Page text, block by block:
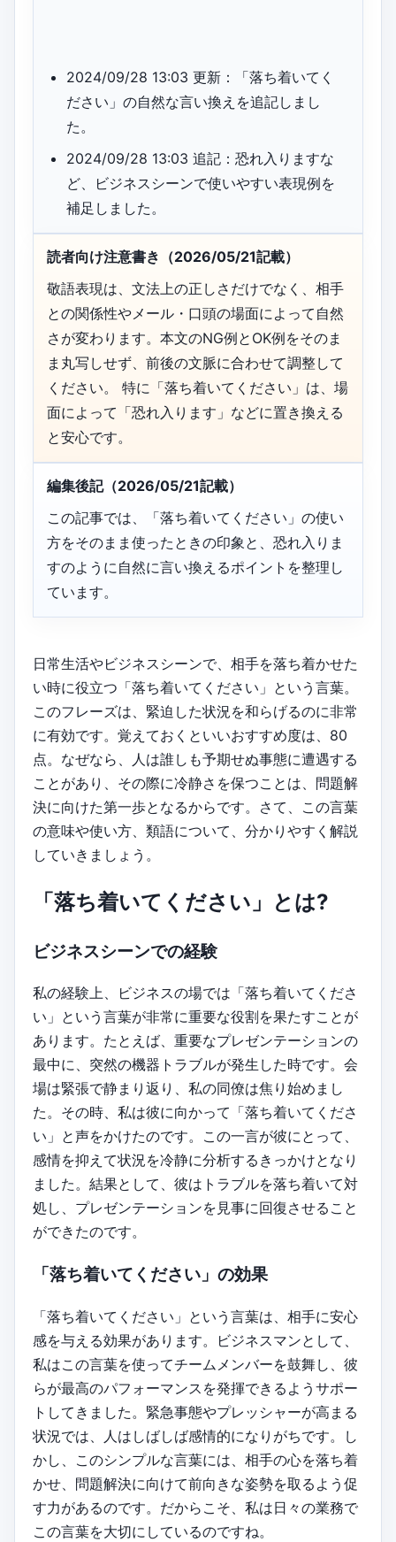
2024/09/28 13:03 更新：「落ち着いてく
ださい」の自然な言い換えを追記しまし
た。
2024/09/28 13:03 追記：恐れ入りますな
ど、ビジネスシーンで使いやすい表現例を
補足しました。
読者向け注意書き（2026/05/21記載）
敬語表現は、文法上の正しさだけでなく、相手
との関係性やメール・口頭の場面によって自然
さが変わります。本文のNG例とOK例をそのま
ま丸写しせず、前後の文脈に合わせて調整して
ください。 特に「落ち着いてください」は、場
面によって「恐れ入ります」などに置き換える
と安心です。
編集後記（2026/05/21記載）
この記事では、「落ち着いてください」の使い
方をそのまま使ったときの印象と、恐れ入りま
すのように自然に言い換えるポイントを整理し
ています。
日常生活やビジネスシーンで、相手を落ち着かせた
い時に役立つ「落ち着いてください」という言葉。
このフレーズは、緊迫した状況を和らげるのに非常
に有効です。覚えておくといいおすすめ度は、80
点。なぜなら、人は誰しも予期せぬ事態に遭遇する
ことがあり、その際に冷静さを保つことは、問題解
決に向けた第一歩となるからです。さて、この言葉
の意味や使い方、類語について、分かりやすく解説
していきましょう。
「落ち着いてください」とは?
ビジネスシーンでの経験
私の経験上、ビジネスの場では「落ち着いてくださ
い」という言葉が非常に重要な役割を果たすことが
あります。たとえば、重要なプレゼンテーションの
最中に、突然の機器トラブルが発生した時です。会
場は緊張で静まり返り、私の同僚は焦り始めまし
た。その時、私は彼に向かって「落ち着いてくださ
い」と声をかけたのです。この一言が彼にとって、
感情を抑えて状況を冷静に分析するきっかけとなり
ました。結果として、彼はトラブルを落ち着いて対
処し、プレゼンテーションを見事に回復させること
ができたのです。
「落ち着いてください」の効果
「落ち着いてください」という言葉は、相手に安心
感を与える効果があります。ビジネスマンとして、
私はこの言葉を使ってチームメンバーを鼓舞し、彼
らが最高のパフォーマンスを発揮できるようサポー
トしてきました。緊急事態やプレッシャーが高まる
状況では、人はしばしば感情的になりがちです。し
かし、このシンプルな言葉には、相手の心を落ち着
かせ、問題解決に向けて前向きな姿勢を取るよう促
す力があるのです。だからこそ、私は日々の業務で
この言葉を大切にしているのですね。